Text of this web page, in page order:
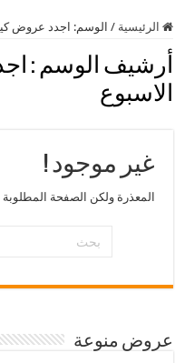
الرئيسية / الوسم: اجدد عروض
أرشيف الوسم :
الاسبوع
غير موجود !
المعذرة ولكن الصفحة
عروض منوعة